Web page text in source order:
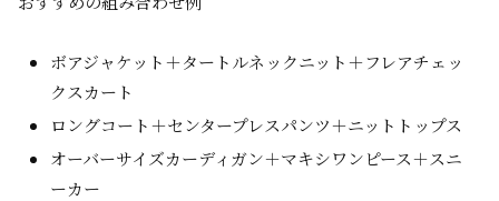
ボアジャケット＋タートルネックニット＋フレアチェッ
クスカート
ロングコート＋センタープレスパンツ＋ニットトップス
オーバーサイズカーディガン＋マキシワンピース＋スニ
ーカー